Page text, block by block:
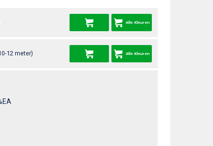
Alle Kleuren
12 meter) Alle Kleuren